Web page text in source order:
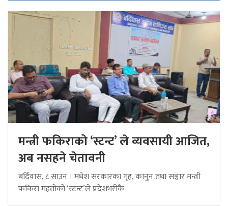
मन्त्री फकिराको ‘स्टन्ट’ ले व्यवसायी आजित,
अब नसहने चेतावनी
बर्दिवास, ८ साउन । मधेश सरकारका गृह, कानुन तथा सञ्चार मन्त्री
फकिरा महतोको ‘स्टन्ट’ले प्रदेशभरीकै